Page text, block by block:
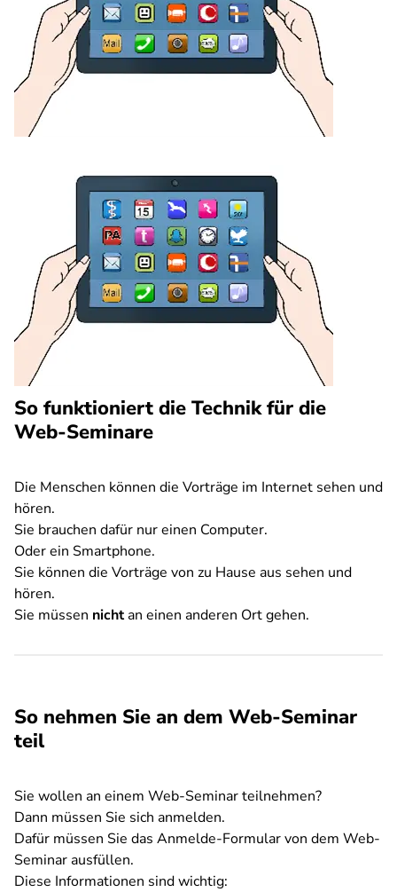
So funktioniert die Technik für die
Web-Seminare
Die Menschen können die Vorträge im Internet sehen und
hören.
Sie brauchen dafür nur einen Computer.
Oder ein Smartphone.
Sie können die Vorträge von zu Hause aus sehen und
hören.
Sie müssen nichtan einen anderen Ort gehen.
So nehmen Sie an dem Web-Seminar
teil
Sie wollen an einem Web-Seminar teilnehmen?
Dann müssen Sie sich anmelden.
Dafür müssen Sie das Anmelde-Formular von dem Web-
Seminar ausfüllen.
Diese Informationen sind wichtig: